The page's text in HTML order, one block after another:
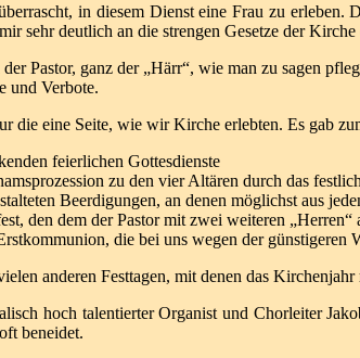
in diesem Dienst eine Frau zu
sehr deutlich an die strengen Gesetze der
Pastor, ganz der „Härr“, wie man zu sagen
und Verbote.
die eine Seite, wie wir Kirche erlebten. Es gab
feierlichen Gottesdienste
zu den vier Altären durch das
Beerdigungen, an denen möglichst aus
den dem der Pastor mit zwei weiteren
die bei uns wegen der günstigeren
anderen Festtagen, mit denen das Kirchenjahr
hoch talentierter Organist und Chorleiter
beneidet.